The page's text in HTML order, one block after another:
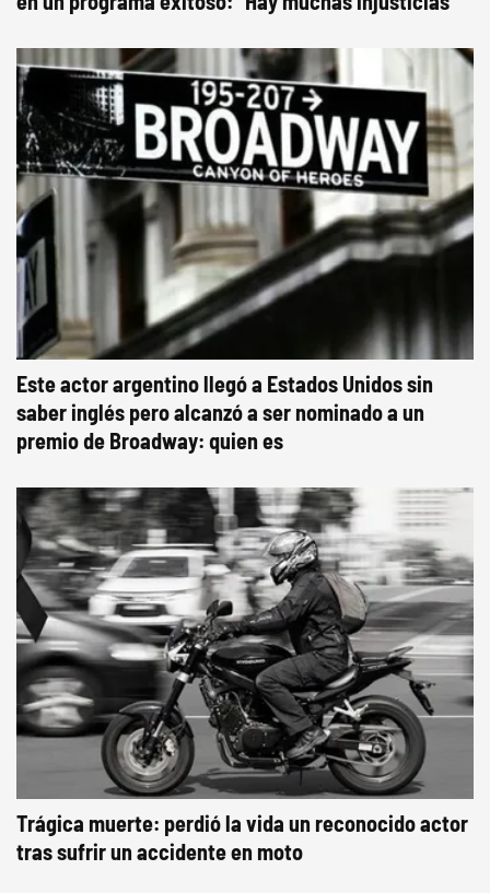
Este actor argentino llegó a Estados Unidos sin
saber inglés pero alcanzó a ser nominado a un
premio de Broadway: quien es
Trágica muerte: perdió la vida un reconocido actor
tras sufrir un accidente en moto